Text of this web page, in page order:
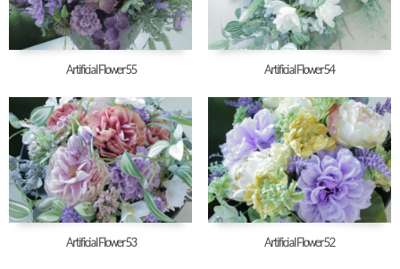
Artificial Flower55 Artificial Flower54
Artificial Flower53 Artificial Flower52